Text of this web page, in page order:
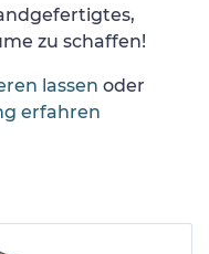
zu schaffen!
lassen oder
erfahren